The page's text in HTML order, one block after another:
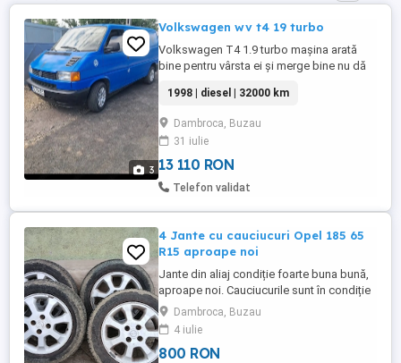
3
Volkswagen wv t4 19 turbo
Volkswagen T4 1.9 turbo mașina arată
bine pentru vârsta ei și merge bine nu dă
foarte bine fără niciun fel de problemă
pornește la sfert de chei și la rece și la
cald scurgeri de ulei Nu are ofer fiscal pe
loc nu se dă fără fiscală fac și schimb cu
dube mai mar ...
1998 | diesel | 32000 km
Dambroca, Buzau
31 iulie
13 110 RON
Telefon validat
4 Jante cu cauciucuri Opel 185 65
R15 aproape noi
Jante din aliaj condiție foarte buna bună,
aproape noi. Cauciucurile sunt în condiție
foarte bună după cum puteți vedea în
fotografii, motivul vânzării sunt pentru ca
am schimbat mașina. Cauciucurile sunt de
vara, va rog vizualizati imaginile pentru
Dambroca, Buzau
4 iulie
800 RON